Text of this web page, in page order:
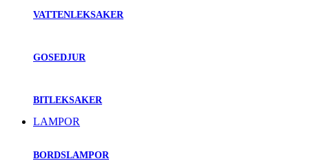
VATTENLEKSAKER
GOSEDJUR
BITLEKSAKER
LAMPOR
BORDSLAMPOR